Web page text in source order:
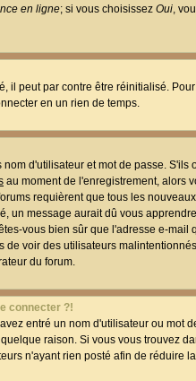
en ligne; si vous choisissez Oui,
il peut par contre être réinitialisé.
en un rien de temps.
d'utilisateur et mot de passe.
au moment de l'enregistrement, alors
requièrent que tous les
un message aurait dû vous
vous bien sûr que l'adresse e-
voir des utilisateurs
du forum.
connecter ?!
entré un nom d'utilisateur ou
raison. Si vous vous trouvez
n'ayant rien posté afin de